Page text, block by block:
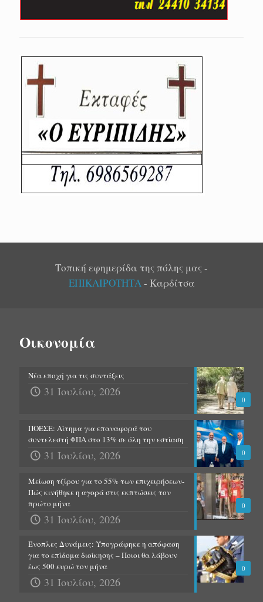
Τοπική εφημερίδα της πόλης μας -
ΕΠΙΚΑΙΡΟΤΗΤΑ- Καρδίτσα
Οικονομία
0
Νέα εποχή για τις συντάξεις
31 Ιουλίου, 2026
0
ΠΟΕΣΕ: Αίτημα για επαναφορά του
συντελεστή ΦΠΑ στο 13% σε όλη την εστίαση
31 Ιουλίου, 2026
0
Μείωση τζίρου για το 55% των επιχειρήσεων-
Πώς κινήθηκε η αγορά στις εκπτώσεις τον
πρώτο μήνα
31 Ιουλίου, 2026
0
Ένοπλες Δυνάμεις: Υπογράφηκε η απόφαση
για το επίδομα διοίκησης – Ποιοι θα λάβουν
έως 500 ευρώ τον μήνα
31 Ιουλίου, 2026